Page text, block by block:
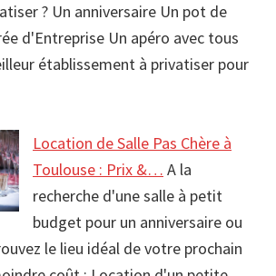
? Un anniversaire Un pot de
d'Entreprise Un apéro avec tous
établissement à privatiser pour
Location de Salle Pas Chère à
Toulouse : Prix &… A la
recherche d'une salle à petit
budget pour un anniversaire ou
le lieu idéal de votre prochain